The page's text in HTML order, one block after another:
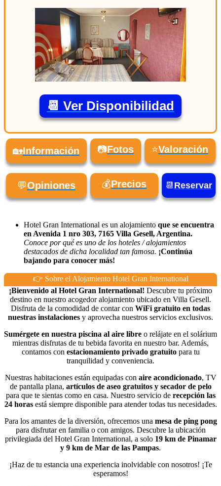
📆 Ver Disponibilidad
🏡Información 📷Fotos ⭐Valoración
💬Opiniones 💰Precios 📆 Reservar
Hotel Gran International es un alojamiento que se encuentra
en Avenida 1 nro 303, 7165 Villa Gesell, Argentina.
Conoce por qué es uno de los hoteles / alojamientos
destacados de dicha localidad tan famosa. ¡Continúa
bajando para conocer más!
👉 Sobre el Alojamiento Hotel Gran International
¡Bienvenido al Hotel Gran International! Descubre tu próximo
destino en nuestro acogedor alojamiento ubicado en Villa Gesell.
Disfruta de la comodidad de contar con WiFi gratuito en todas
nuestras instalaciones y aprovecha nuestros servicios exclusivos.
Sumérgete en nuestra piscina al aire libre o relájate en el solárium
mientras disfrutas de tu bebida favorita en nuestro bar. Además,
contamos con estacionamiento privado gratuitopara tu
tranquilidad y conveniencia.
Nuestras habitaciones están equipadas con aire acondicionado, TV
de pantalla plana, artículos de aseo gratuitos y secador de pelo
para que te sientas como en casa. Nuestro servicio de recepción las
24 horasestá siempre disponible para atender todas tus necesidades.
Para los amantes de la diversión, ofrecemos una mesa de ping pong
para disfrutar en familia o con amigos. Descubre la ubicación
privilegiada del Hotel Gran International, a solo 19 km de Pinamar
y 9 km de Mar de las Pampas.
¡Haz de tu estancia una experiencia inolvidable con nosotros! ¡Te
esperamos!